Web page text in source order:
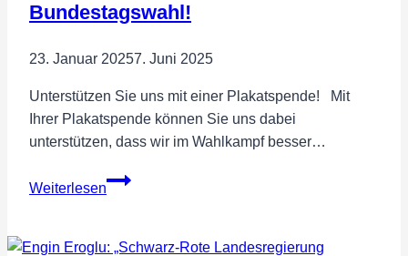
Parteibus?
Bundestagswahl!
23. Januar 20257. Juni 2025
Unterstützen Sie uns mit einer Plakatspende! Mit
Ihrer Plakatspende können Sie uns dabei
unterstützen, dass wir im Wahlkampf besser…
Weiterlesen
Spenden
Plakat